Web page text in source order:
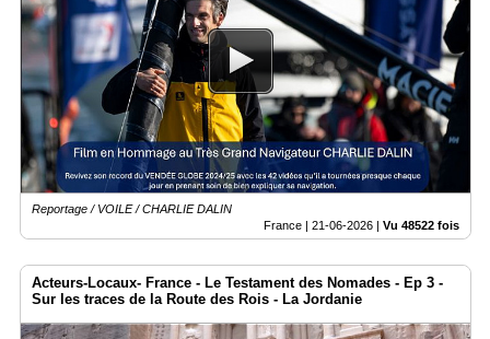
Gazette
Vidéos
Médias
du
groupe
Blogs
Prémium
annuaire
Accès
Reportage / VOILE / CHARLIE DALIN
France | 21-06-2026 Vu 48522 fois
Acteurs-Locaux- France - Le Testament des Nomades - Ep 3 -
Sur les traces de la Route des Rois - La Jordanie